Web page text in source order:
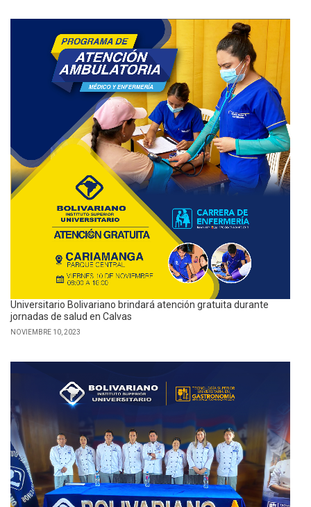
Universitario Bolivariano brindará atención gratuita durante
jornadas de salud en Calvas
NOVIEMBRE 10, 2023